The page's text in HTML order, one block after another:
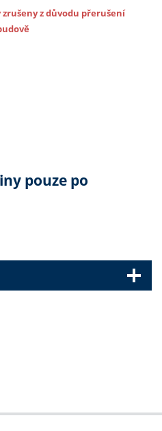
zrušeny z důvodu přerušení
pouze po